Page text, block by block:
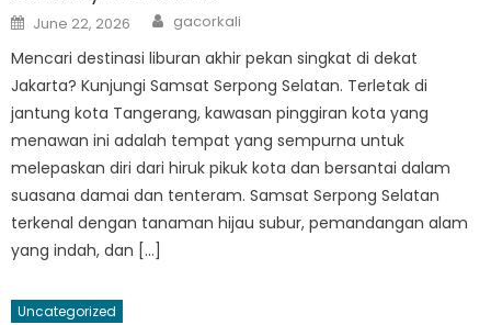
Posted
on
June 22, 2026 Author
gacorkali
Mencari destinasi liburan akhir pekan singkat di dekat
Jakarta? Kunjungi Samsat Serpong Selatan. Terletak di
jantung kota Tangerang, kawasan pinggiran kota yang
menawan ini adalah tempat yang sempurna untuk
melepaskan diri dari hiruk pikuk kota dan bersantai dalam
suasana damai dan tenteram. Samsat Serpong Selatan
terkenal dengan tanaman hijau subur, pemandangan alam
yang indah, dan […]
Uncategorized